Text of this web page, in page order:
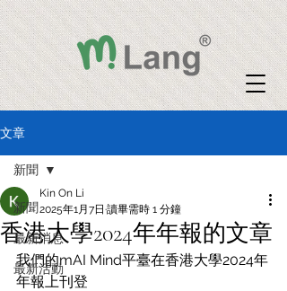
文章
新聞
最新消息
最新活動
新聞
香港大學2024年年報的文章
Kin On Li
2025年1月7日 讀畢需時 1 分鐘
我們的mAI Mind平臺在香港大學2024年
年報上刊登